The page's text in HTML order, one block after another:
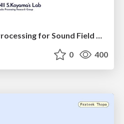
Neural Spatial Audio Processing for Sound Field Analysis and Control
0 400